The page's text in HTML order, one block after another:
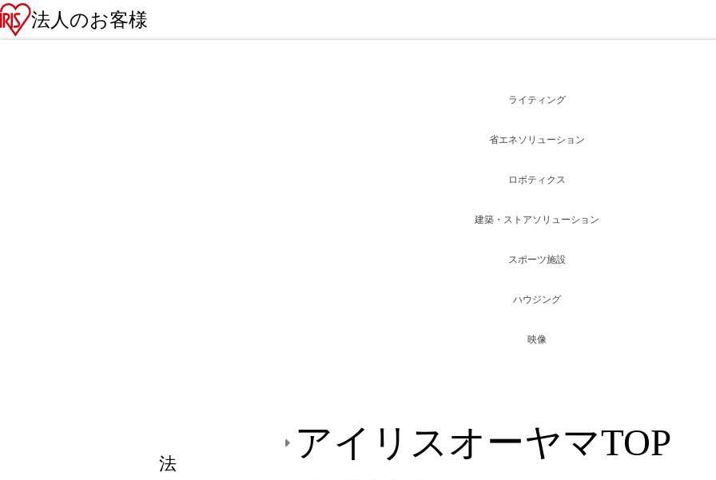
法人のお客様
法
アイリスオーヤマTOP
ライティング
省エネソリューション
ロボティクス
建築・ストアソリューション
スポーツ施設
ハウジング
映像